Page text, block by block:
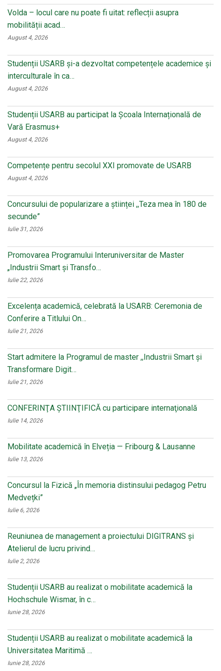
Volda – locul care nu poate fi uitat: reflecții asupra
mobilității acad…
August 4, 2026
Studenții USARB și-a dezvoltat competențele academice și
interculturale în ca…
August 4, 2026
Studenții USARB au participat la Școala Internațională de
Vară Erasmus+
August 4, 2026
Competențe pentru secolul XXI promovate de USARB
August 4, 2026
Concursului de popularizare a științei ,,Teza mea în 180 de
secunde”
Iulie 31, 2026
Promovarea Programului Interuniversitar de Master
„Industrii Smart și Transfo…
Iulie 22, 2026
Excelența academică, celebrată la USARB: Ceremonia de
Conferire a Titlului On…
Iulie 21, 2026
Start admitere la Programul de master ,,Industrii Smart și
Transformare Digit…
Iulie 21, 2026
CONFERINŢA ŞTIINŢIFICĂ cu participare internaţională
Iulie 14, 2026
Mobilitate academică în Elveția — Fribourg & Lausanne
Iulie 13, 2026
Concursul la Fizică „În memoria distinsului pedagog Petru
Medvețki”
Iulie 6, 2026
Reuniunea de management a proiectului DIGITRANS și
Atelierul de lucru privind…
Iulie 2, 2026
Studenții USARB au realizat o mobilitate academică la
Hochschule Wismar, în c…
Iunie 28, 2026
Studenții USARB au realizat o mobilitate academică la
Universitatea Maritimă …
Iunie 28, 2026